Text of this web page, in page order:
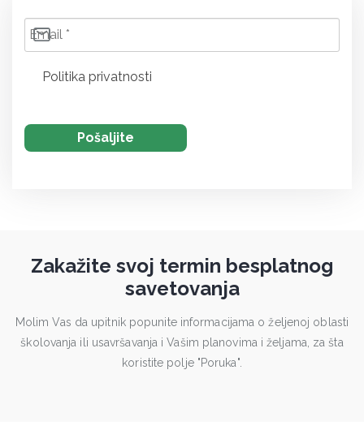
Politika privatnosti
Zakažite svoj termin besplatnog
savetovanja
Molim Vas da upitnik popunite informacijama o željenoj oblasti
školovanja ili usavršavanja i Vašim planovima i željama, za šta
koristite polje "Poruka".